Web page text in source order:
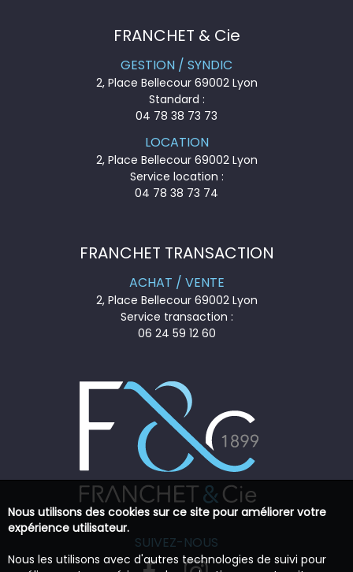
FRANCHET & Cie
GESTION / SYNDIC
2, Place Bellecour 69002 Lyon
Standard :
04 78 38 73 73
LOCATION
2, Place Bellecour 69002 Lyon
Service location :
04 78 38 73 74
FRANCHET TRANSACTION
ACHAT / VENTE
2, Place Bellecour 69002 Lyon
Service transaction :
06 24 59 12 60
SUIVEZ-NOUS
Nous utilisons des cookies sur ce site pour améliorer votre
expérience utilisateur.
Nous les utilisons avec d'autres technologies de suivi pour